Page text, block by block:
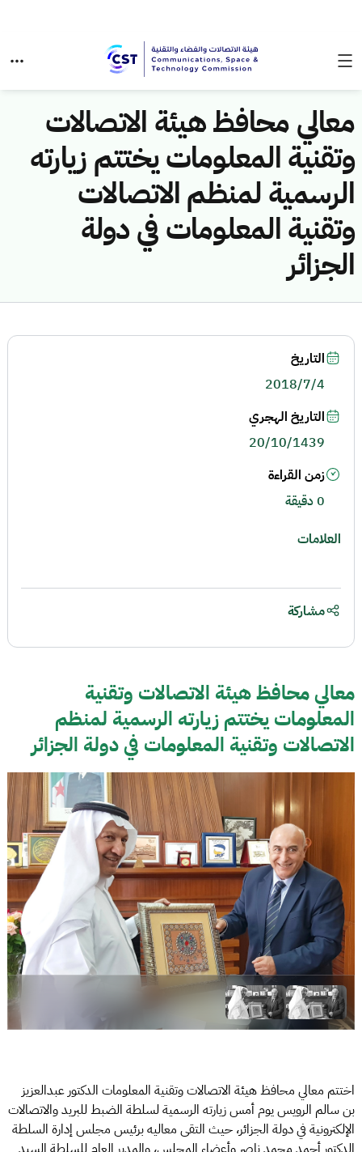
معالي محافظ هيئة الاتصالات
وتقنية المعلومات يختتم زيارته
الرسمية لمنظم الاتصالات
وتقنية المعلومات في دولة
الجزائر
معالي محافظ هيئة الاتصالات وتقنية
المعلومات يختتم زيارته الرسمية لمنظم
الاتصالات وتقنية المعلومات في دولة الجزائر
اختتم معالي محافظ هيئة الاتصالات وتقنية المعلومات الدكتور عبدالعزيز
بن سالم الرويس يوم أمس زيارته الرسمية لسلطة الضبط للبريد والاتصالات
الإلكترونية في دولة الجزائر، حيث التقى معاليه برئيس مجلس إدارة السلطة
التاريخ
2018/7/4
التاريخ الهجري
20/10/1439
زمن القراءة
0 دقيقة
العلامات
مشاركة